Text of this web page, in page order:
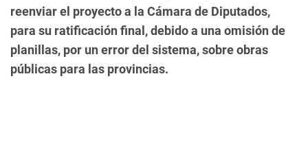
reenviar el proyecto a la Cámara de Diputados,
para su ratificación final, debido a una omisión de
planillas, por un error del sistema, sobre obras
públicas para las provincias.